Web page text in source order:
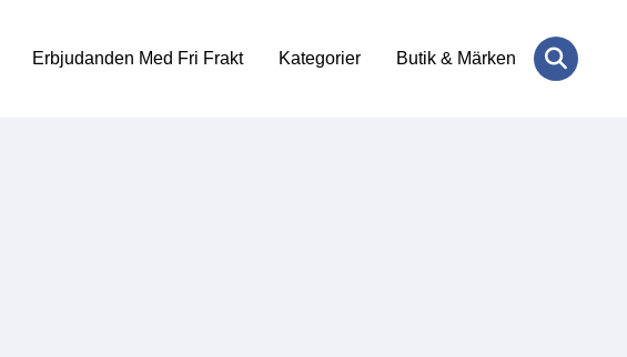
Erbjudanden Med Fri Frakt Kategorier Butik & Märken